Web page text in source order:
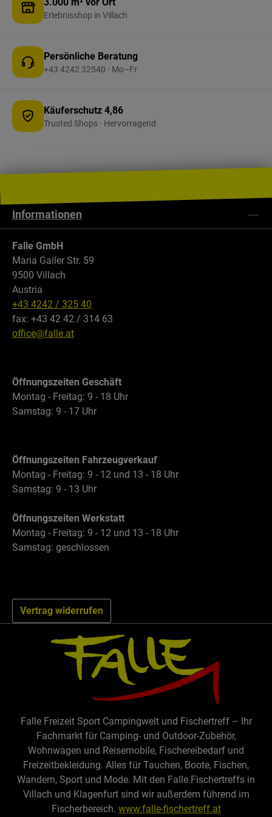
Filter ist als Halter für Papier-Filtertüten Größe
4 konzipiert und ersetzt diese nicht vollständig.
Erlebnisshop in Villach
Persönliche Beratung
+43 4242 32540 · Mo–Fr
Käuferschutz 4,86
Trusted Shops · Hervorragend
Falle GmbH
Maria Gailer Str. 59
9500 Villach
Austria
+43 4242 / 325 40
fax: +43 42 42 / 314 63
office@falle.at
Öffnungszeiten Geschäft
Montag - Freitag: 9 - 18 Uhr
Samstag: 9 - 17 Uhr
Öffnungszeiten Fahrzeugverkauf
Montag - Freitag: 9 - 12 und 13 - 18 Uhr
Samstag: 9 - 13 Uhr
Öffnungszeiten Werkstatt
Montag - Freitag: 9 - 12 und 13 - 18 Uhr
Samstag: geschlossen
Vertrag widerrufen
Informationen
Falle Freizeit Sport Campingwelt und Fischertreff – Ihr
Fachmarkt für Camping- und Outdoor-Zubehör,
Wohnwagen und Reisemobile, Fischereibedarf und
Freizeitbekleidung. Alles für Tauchen, Boote, Fischen,
Wandern, Sport und Mode. Mit den Falle Fischertreffs in
Villach und Klagenfurt sind wir außerdem führend im
Fischerbereich. www.falle-fischertreff.at